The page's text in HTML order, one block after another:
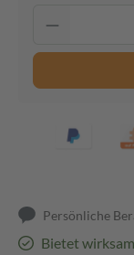
Persönliche
Bietet